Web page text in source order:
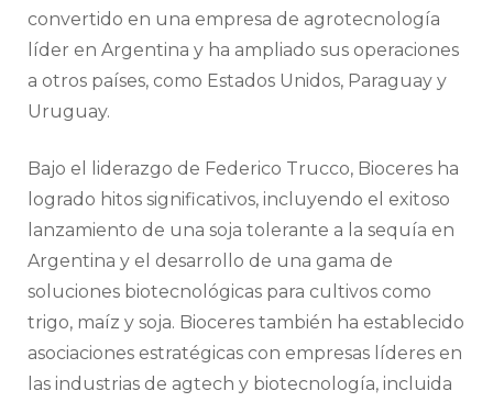
convertido en una empresa de agrotecnología
líder en Argentina y ha ampliado sus operaciones
a otros países, como Estados Unidos, Paraguay y
Uruguay.
Bajo el liderazgo de Federico Trucco, Bioceres ha
logrado hitos significativos, incluyendo el exitoso
lanzamiento de una soja tolerante a la sequía en
Argentina y el desarrollo de una gama de
soluciones biotecnológicas para cultivos como
trigo, maíz y soja. Bioceres también ha establecido
asociaciones estratégicas con empresas líderes en
las industrias de agtech y biotecnología, incluida